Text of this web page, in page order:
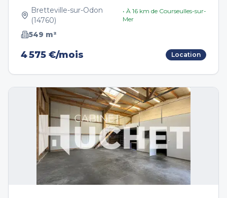
Bretteville-sur-Odon
(14760)
• À 16km de Courseulles-sur-
Mer
549 m²
4 575 €/mois Location